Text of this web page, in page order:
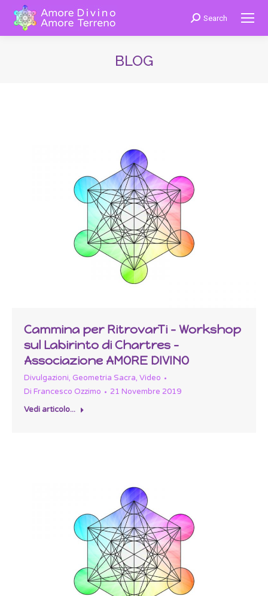
Cerca:Search
BLOG
Cammina per RitrovarTi – Workshop
sul Labirinto di Chartres –
Associazione AMORE DIVINO
Divulgazioni, Geometria Sacra, Video
Di Francesco Ozzimo
21 Novembre 2019
Vedi articolo...